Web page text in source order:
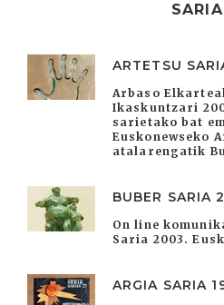
ARTETSU
Arbaso
Ikaskuntzari
sarietako bat
Euskonewseko
atalarengatik
BUBER SARIA
On line
Saria 2003.
ARGIA SARIA